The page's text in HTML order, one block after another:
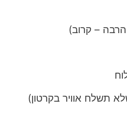
הרבה – קרוב)
תשלח אוויר בקרטון)